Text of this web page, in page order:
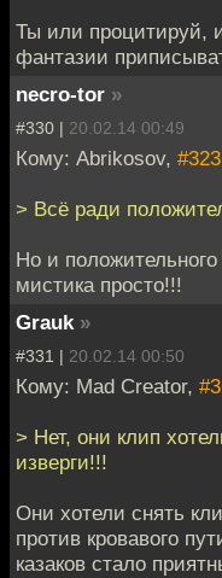
Ты или процитируй,
фантазии
necro-tor »
#330 | 20.02.14 00:49
Кому: Abrikosov, #323
> Всё ради
Но и
мистика просто!!!
Grauk »
#331 | 20.02.14 00:50
Кому: Mad Creator,
> Нет, они клип
изверги!!!
Они хотели снять
против кровавого
казаков стало